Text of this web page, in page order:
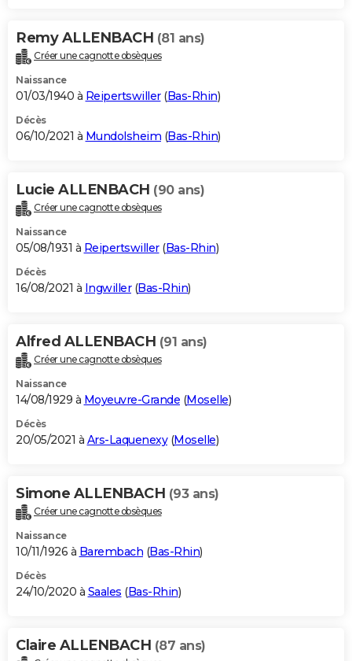
Remy ALLENBACH (81 ans)
Créer une cagnotte obsèques
Naissance
01/03/1940 à Reipertswiller(Bas-Rhin)
Décès
06/10/2021 à Mundolsheim (Bas-Rhin)
Lucie ALLENBACH (90 ans)
Créer une cagnotte obsèques
Naissance
05/08/1931 à Reipertswiller(Bas-Rhin)
Décès
16/08/2021 à Ingwiller(Bas-Rhin)
Alfred ALLENBACH (91 ans)
Créer une cagnotte obsèques
Naissance
14/08/1929 à Moyeuvre-Grande (Moselle)
Décès
20/05/2021 à Ars-Laquenexy(Moselle)
Simone ALLENBACH (93 ans)
Créer une cagnotte obsèques
Naissance
10/11/1926 à Barembach (Bas-Rhin)
Décès
24/10/2020 à Saales (Bas-Rhin)
Claire ALLENBACH (87 ans)